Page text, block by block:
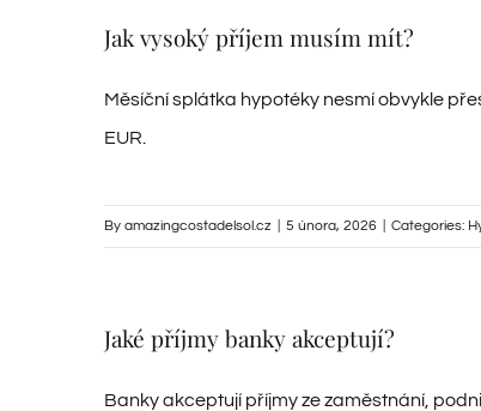
Jak vysoký příjem musím mít?
Měsíční splátka hypotéky nesmí obvykle
EUR.
By amazingcostadelsol.cz 5 února, 2026 Categories:
Jaké příjmy banky akceptují?
Banky akceptují příjmy ze zaměstnání,